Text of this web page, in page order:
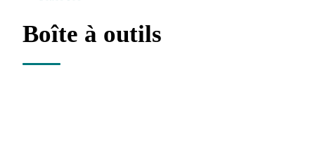
Boîte à outils